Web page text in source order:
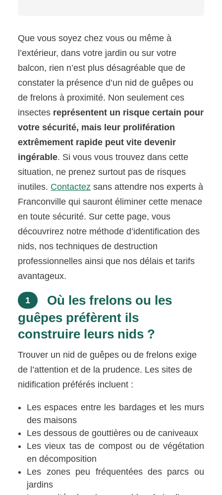
Que vous soyez chez vous ou même à
l’extérieur, dans votre jardin ou sur votre
balcon, rien n’est plus désagréable que de
constater la présence d’un nid de guêpes ou
de frelons à proximité. Non seulement ces
insectes représentent un risque certain pour
votre sécurité, mais leur prolifération
extrêmement rapide peut vite devenir
ingérable. Si vous vous trouvez dans cette
situation, ne prenez surtout pas de risques
inutiles. Contactez sans attendre nos experts à
Franconville qui sauront éliminer cette menace
en toute sécurité. Sur cette page, vous
découvrirez notre méthode d’identification des
nids, nos techniques de destruction
professionnelles ainsi que nos délais et tarifs
avantageux.
1
Où les frelons ou les
guêpes préfèrent ils
construire leurs nids ?
Trouver un nid de guêpes ou de frelons exige
de l’attention et de la prudence. Les sites de
nidification préférés incluent :
Les espaces entre les bardages et les murs
des maisons
Les dessous de gouttières ou de caniveaux
Les vieux tas de compost ou de végétation
en décomposition
Les zones peu fréquentées des parcs ou
jardins